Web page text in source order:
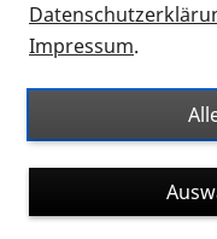
Auf dieser Seite
Ort. Nutzen Sie den
nach Flyern und
suchen. Die
verschiedenen
postalischen
Impressum.